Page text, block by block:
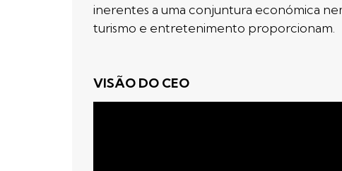
inerentes a uma conjuntura económica
turismo e entretenimento proporcionam.
VISÃO DO CEO